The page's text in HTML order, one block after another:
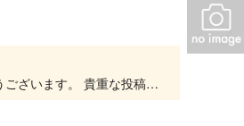
いつもキッズユーエスランド 大阪泉佐野店をご利用頂き誠にありがとうございます。 貴重な投稿を頂きありがとうございます。 大変嬉しいお言葉をいただき、スタッフ一同、とても励みになります。...